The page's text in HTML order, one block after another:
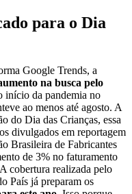
para o Dia
Google Trends, a
na busca pelo
início da pandemia no
ao menos até agosto. A
do Dia das Crianças, essa
divulgados em reportagem
Brasileira de Fabricantes
de 3% no faturamento
cobertura realizada pelo
País já preparam os